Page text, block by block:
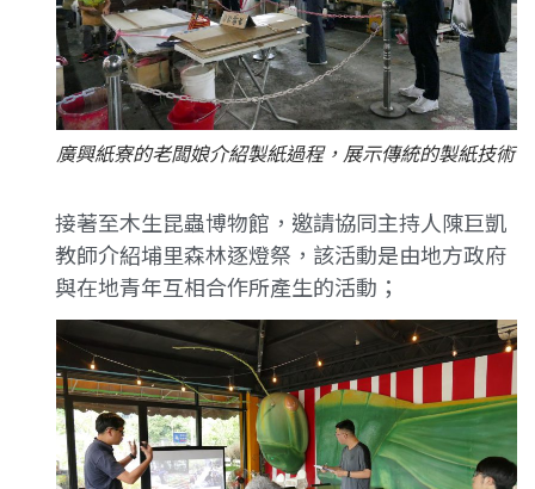
廣興紙寮的老闆娘介紹製紙過程，展示傳統的製紙技術
接著至木生昆蟲博物館，邀請協同主持人陳巨凱
教師介紹埔里森林逐燈祭，該活動是由地方政府
與在地青年互相合作所產生的活動；